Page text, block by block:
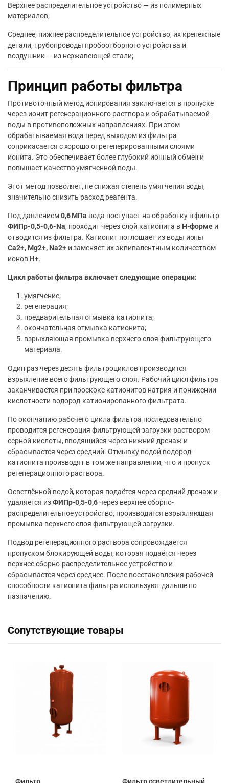
Верхнее распределительное устройство — из полимерных
материалов;
Среднее, нижнее распределительное устройство, их крепежные
детали, трубопроводы пробоотборного устройства и
воздушник — из нержавеющей стали;
Принцип работы фильтра
Противоточный метод ионирования заключается в пропуске
через ионит регенерационного раствора и обрабатываемой
воды в противоположных направлениях. При этом
обрабатываемая вода перед выходом из фильтра
соприкасается с хорошо отрегенерированными слоями
ионита. Это обеспечивает более глубокий ионный обмен и
повышает качество умягченной воды.
Этот метод позволяет, не снижая степень умягчения воды,
значительно снизить расход реагента.
Под давлением0,6 МПа вода поступает на обработку в фильтр
ФИПр-0,5-0,6-Na, проходит через слой катионита в H-форме и
отводится из фильтра. Катионит поглощает из воды ионы
Ca2+, Mg2+, Na2+и заменяет их эквивалентным количеством
ионов H+.
Цикл работы фильтра включает следующие операции:
умягчение;
регенерация;
предварительная отмывка катионита;
окончательная отмывка катионита;
взрыхляющая промывка верхнего слоя фильтрующего
материала.
Один раз через десять фильтроциклов производится
взрыхление всего фильтрующего слоя. Рабочий цикл фильтра
заканчивается при проскоке катионитов натрия и понижении
кислотности водород-катионированного фильтрата.
По окончанию рабочего цикла фильтра последовательно
проводится регенерация фильтрующей загрузки раствором
серной кислоты, вводящийся через нижний дренаж и
сбрасывается через средний. Отмывку водой водород-
катионита производят в том же направлении, что и пропуск
регенерационного раствора.
Осветлённой водой, которая подаётся через средний дренаж и
удаляется изФИПр-0,5-0,6через верхнее сборно-
распределительное устройство, производится взрыхляющая
промывка верхнего слоя фильтрующей загрузки.
Подвод регенерационного раствора сопровождается
пропуском блокирующей воды, которая подаётся через
верхнее сборно-распределительное устройство и
сбрасывается через среднее. После восстановления рабочей
способности катионита фильтра используют дальше по
назначению.
Сопутствующие товары